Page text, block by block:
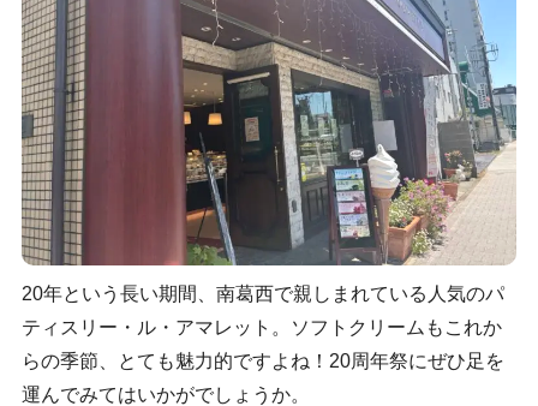
20年という長い期間、南葛西で親しまれている人気のパ
ティスリー・ル・アマレット。ソフトクリームもこれか
らの季節、とても魅力的ですよね！20周年祭にぜひ足を
運んでみてはいかがでしょうか。